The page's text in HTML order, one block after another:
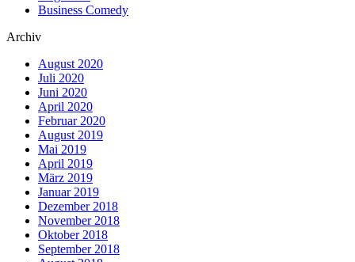
Business Comedy
Archiv
August 2020
Juli 2020
Juni 2020
April 2020
Februar 2020
August 2019
Mai 2019
April 2019
März 2019
Januar 2019
Dezember 2018
November 2018
Oktober 2018
September 2018